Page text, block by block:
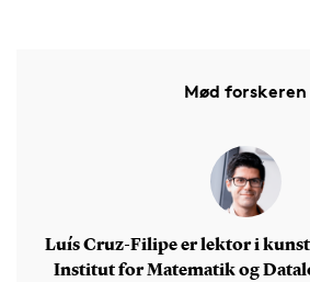
Mød forskeren
Luís Cruz-Filipe er lektor i
Institut for Matematik og